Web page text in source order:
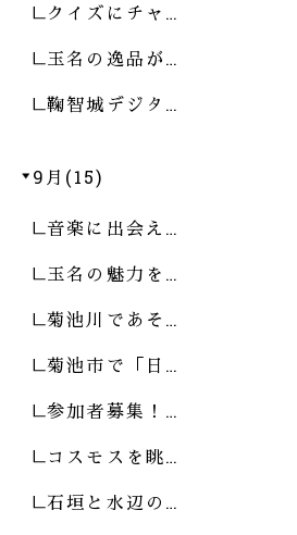
クイズにチャ…
玉名の逸品が…
鞠智城デジタ…
9月(15)
音楽に出会え…
玉名の魅力を…
菊池川であそ…
菊池市で「日…
参加者募集！…
コスモスを眺…
石垣と水辺の…